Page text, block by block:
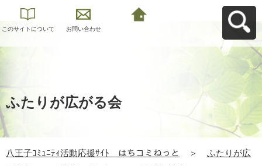
このサイトについて お問い合わせ
ふたりが広がる会
八王子ｺﾐｭﾆﾃｨ活動応援ｻｲﾄ はちコミねっと ＞
ふたりが広